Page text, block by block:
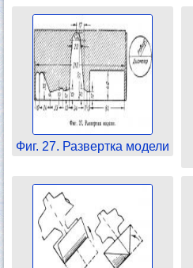
Фиг. 27. Развертка модели